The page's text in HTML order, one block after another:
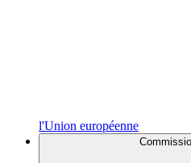
l'Union européenne